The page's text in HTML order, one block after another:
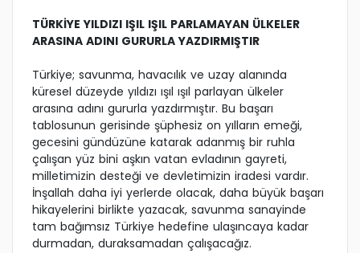
TÜRKİYE YILDIZI IŞIL IŞIL PARLAMAYAN ÜLKELER
ARASINA ADINI GURURLA YAZDIRMIŞTIR
Türkiye; savunma, havacılık ve uzay alanında
küresel düzeyde yıldızı ışıl ışıl parlayan ülkeler
arasına adını gururla yazdırmıştır. Bu başarı
tablosunun gerisinde şüphesiz on yılların emeği,
gecesini gündüzüne katarak adanmış bir ruhla
çalışan yüz bini aşkın vatan evladının gayreti,
milletimizin desteği ve devletimizin iradesi vardır.
İnşallah daha iyi yerlerde olacak, daha büyük başarı
hikayelerini birlikte yazacak, savunma sanayinde
tam bağımsız Türkiye hedefine ulaşıncaya kadar
durmadan, duraksamadan çalışacağız.